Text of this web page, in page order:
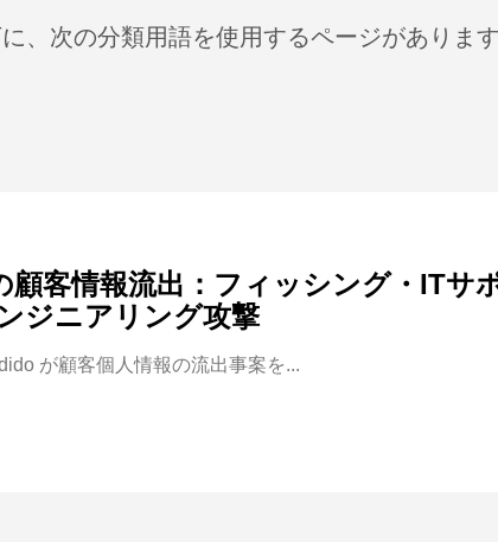
、次の分類用語を使用するページがありま
顧客情報流出：フィッシング・ITサ
ジニアリング攻撃
が顧客個人情報の流出事案を...